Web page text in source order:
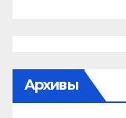
Архивы